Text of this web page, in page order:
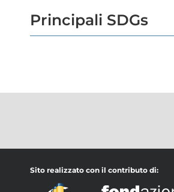
Principali SDGs
Sito realizzato con il contributo di: